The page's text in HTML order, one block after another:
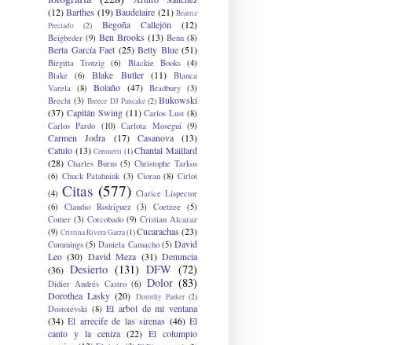
(12) Barthes (19) Baudelaire (21) Beatriz
Preciado
(2) Begoña Callejón (12)
Beigbeder (9) Ben Brooks (13) Benn (8)
Berta García Faet (25) Betty Blue (51)
Birgitta Trotzig (6) Blackie Books (4)
Blake
(6) Blake Butler (11)
Blanca
Varela
(8) Bolaño (47) Bradbury (3)
Brecht (3) Breece DJ Pancake (2) Bukowski
(37) Capitán Swing (11) Carlos Lust (8)
Carlos Pardo (10) Carlota Moseguí (9)
Carmen Jodra (17) Casanova
(13)
Catulo (13) Ceronetti (1) Chantal Maillard
(28) Charles Burns (5) Christophe Tarkos
(6) Chuck Palahniuk (3) Cioran (8) Cirlot
(4) Citas (577) Clarice Lispector
(6)
Claudio Rodríguez (3) Coetzee (5)
Comer (3) Corcobado (9) Cristian Alcaraz
(9) Cristina Rivera Garza(1)Cucarachas (23)
Cummings (5) Daniela Camacho (5) David
Leo (30) David Meza (31) Denuncia
(36) Desierto (131) DFW (72)
Didier Andrés Castro (6) Dolor (83)
Dorothea Lasky (20) Dorothy Parker (2)
Dostoievski (8) El arbol de mi ventana
(34) El arrecife de las sirenas (46) El
canto y la ceniza (22) El columpio